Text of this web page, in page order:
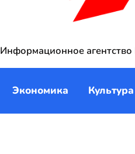
Информационное
Экономика Культура